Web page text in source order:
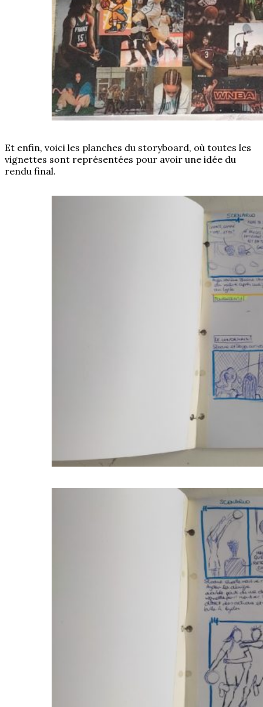
Et enfin, voici les planches du storyboard, où toutes les
vignettes sont représentées pour avoir une idée du
rendu final.